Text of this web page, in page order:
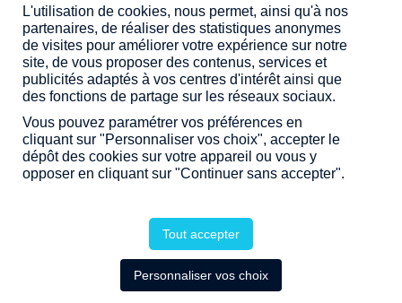
CHAMPAGNE-AU-MONT-D'OR
TRANCHE DE PRIX
ÉTAPE
2 PROGRAMMES DISPONIBLES
L'utilisation de cookies, nous permet, ainsi qu'à nos
partenaires, de réaliser des statistiques anonymes
de visites pour améliorer votre expérience sur notre
site, de vous proposer des contenus, services et
publicités adaptés à vos centres d'intérêt ainsi que
des fonctions de partage sur les réseaux sociaux.
Vous pouvez paramétrer vos préférences en
cliquant sur "Personnaliser vos choix", accepter le
dépôt des cookies sur votre appareil ou vous y
opposer en cliquant sur "Continuer sans accepter".
Tout accepter
Personnaliser vos choix